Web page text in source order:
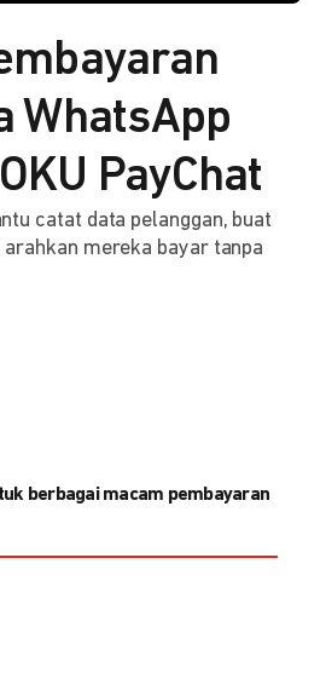
WhatsApp
PayChat
catat data pelanggan, buat
mereka bayar tanpa
berbagai macam pembayaran